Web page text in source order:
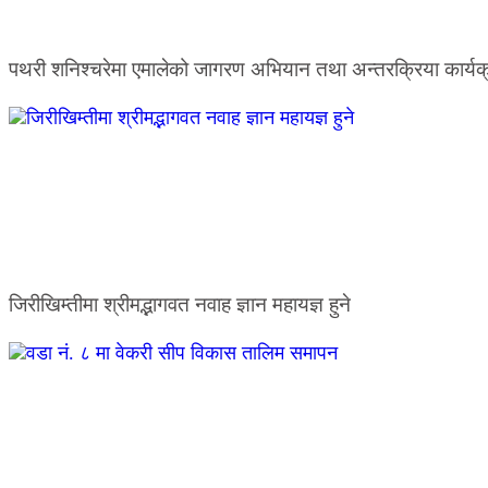
पथरी शनिश्चरेमा एमालेको जागरण अभियान तथा अन्तरक्रिया
जिरीखिम्तीमा श्रीमद्भागवत नवाह ज्ञान महायज्ञ हुने